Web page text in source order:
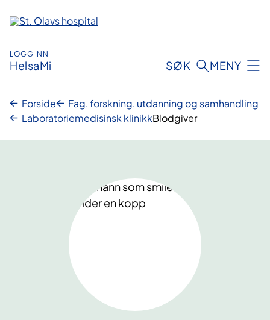
innhold
LOGG INN
HelsaMi SØK MENY
Forside
Fag, forskning, utdanning og samhandling
Laboratoriemedisinsk klinikkBlodgiver